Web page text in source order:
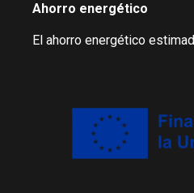
Ahorro energético
El ahorro energético